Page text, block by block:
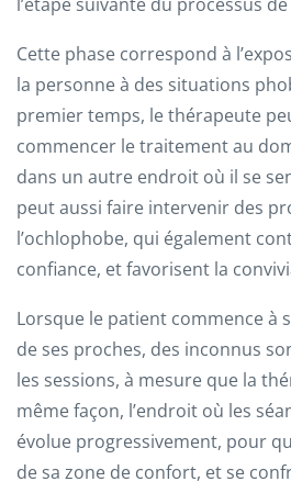
Cette phase correspond à
la personne à des situations
premier temps, le thérapeute
commencer le traitement au
dans un autre endroit où il se
peut aussi faire intervenir des
l’ochlophobe, qui également
confiance, et favorisent la
Lorsque le patient commence à
de ses proches, des inconnus
les sessions, à mesure que la
même façon, l’endroit où les
évolue progressivement, pour
de sa zone de confort, et se